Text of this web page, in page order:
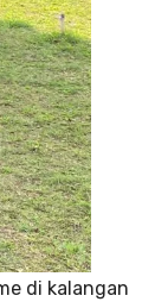
di kalangan